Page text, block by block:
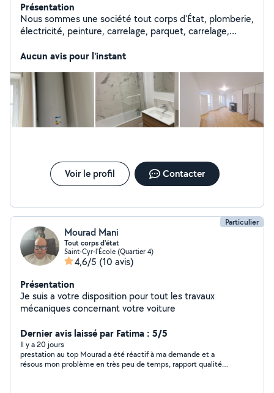
Présentation
Nous sommes une société tout corps d'État, plomberie,
électricité, peinture, carrelage, parquet, carrelage,
Aucun avis pour l'instant
Voir le profil Contacter
Particulier
Mourad Mani
Tout corps d'état
Saint-Cyr-l'École (Quartier 4)
4,6/5 (10 avis)
Présentation
Je suis a votre disposition pour tout les travaux
mécaniques concernant votre voiture
Dernier avis laissé par Fatima : 5/5
Il y a 20 jours
prestation au top Mourad a été réactif à ma demande et a
résous mon problème en très peu de temps, rapport qualité